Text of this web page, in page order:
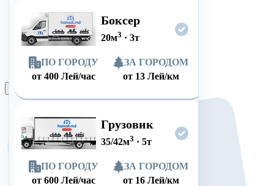
Боксер
20м3 · 3т
ПО ГОРОДУ
от 400 Лей/час
ЗА ГОРОДОМ
от 13 Лей/км
Грузовик
35/42м3 · 5т
ПО ГОРОДУ
от 600 Лей/час
ЗА ГОРОДОМ
от 16 Лей/км
Оформить заказ